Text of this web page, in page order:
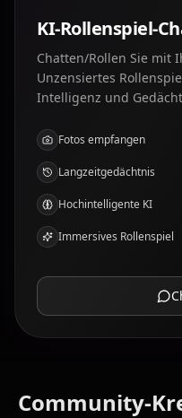
KI-Rollenspiel-
Chatten/Rollen Sie mit
Unzensiertes
Intelligenz und
Fotos empfangen
Langzeitgedächtnis
Hochintelligente KI
Immersives Rollenspiel
Community-